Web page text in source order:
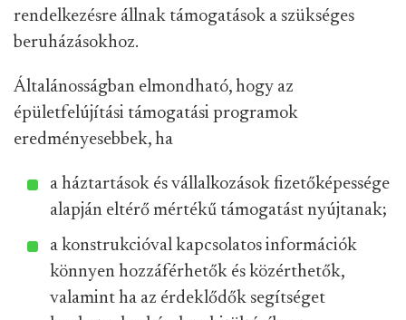
rendelkezésre állnak támogatások a szükséges
beruházásokhoz.
Általánosságban elmondható, hogy az
épületfelújítási támogatási programok
eredményesebbek, ha
a háztartások és vállalkozások fizetőképessége
alapján eltérő mértékű támogatást nyújtanak;
a konstrukcióval kapcsolatos információk
könnyen hozzáférhetők és közérthetők,
valamint ha az érdeklődők segítséget